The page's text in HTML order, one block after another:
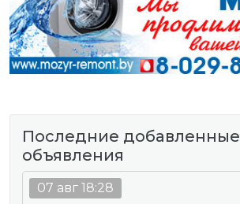
Последние добавленные
объявления
07 авг 18:28